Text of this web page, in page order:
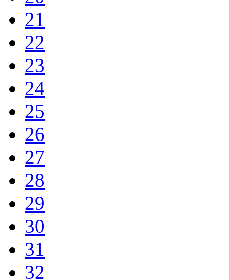
21
22
23
24
25
26
27
28
29
30
31
32